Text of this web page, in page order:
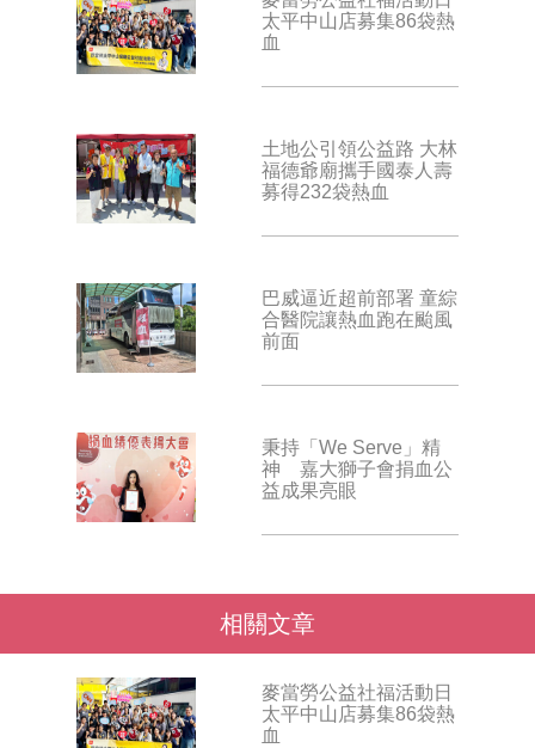
太平中山店募集86袋熱
血
土地公引領公益路 大林
福德爺廟攜手國泰人壽
募得232袋熱血
巴威逼近超前部署 童綜
合醫院讓熱血跑在颱風
前面
秉持「We Serve」精
神 嘉大獅子會捐血公
益成果亮眼
相關文章
麥當勞公益社福活動日
太平中山店募集86袋熱
血